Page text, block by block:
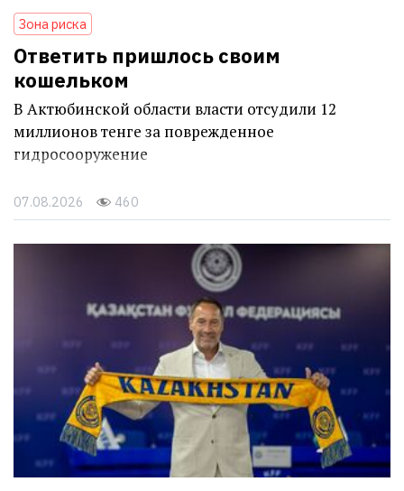
Зона риска
Ответить пришлось своим
кошельком
В Актюбинской области власти отсудили 12
миллионов тенге за поврежденное
гидросооружение
07.08.2026 460